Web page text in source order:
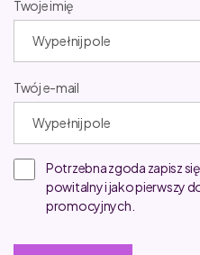
Twoje imię
Twój e-mail
Potrzebna zgoda zapisz
powitalny i jako pierwszy
promocyjnych.